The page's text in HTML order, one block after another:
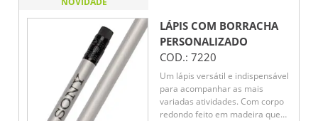
LÁPIS COM BORRACHA
PERSONALIZADO
COD.: 7220
Um lápis versátil e indispensável
para acompanhar as mais
variadas atividades. Com corpo
redondo feito em madeira que